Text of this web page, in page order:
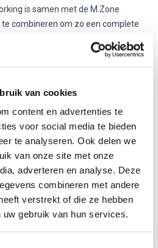
van cookies
content en advertenties te
voor social media te bieden
te analyseren. Ook delen we
van onze site met onze
adverteren en analyse. Deze
combineren met andere
verstrekt of die ze hebben
gebruik van hun services.
is samen met de M.Zone
te combineren om zo een complete
van Wiesner Hager
Wiesner Hager Delv
stoelen